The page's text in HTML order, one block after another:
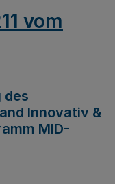
vom
des
Innovativ &
MID-